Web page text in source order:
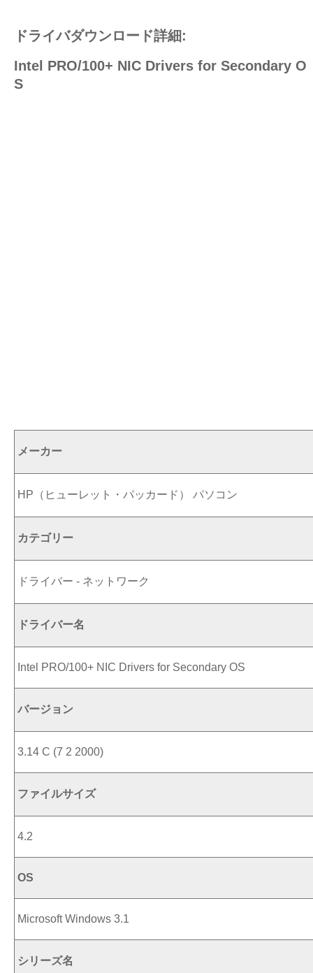
ドライバダウンロード詳細:
Intel PRO/100+ NIC Drivers for Secondary O
S
メーカー
HP（ヒューレット・パッカード） パソコン
カテゴリー
ドライバー - ネットワーク
ドライバー名
Intel PRO/100+ NIC Drivers for Secondary OS
バージョン
3.14 C (7 2 2000)
ファイルサイズ
4.2
OS
Microsoft Windows 3.1
シリーズ名